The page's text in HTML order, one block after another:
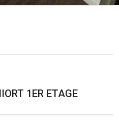
1ER ETAGE